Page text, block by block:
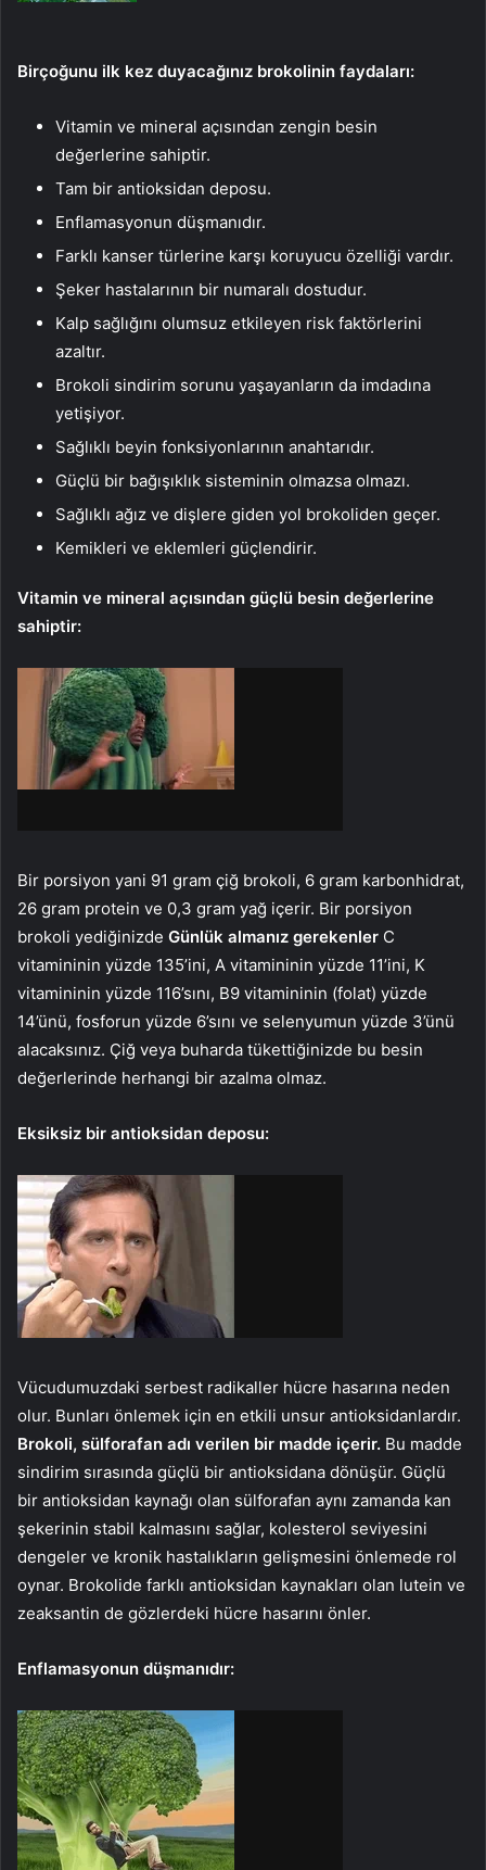
Birçoğunu ilk kez duyacağınız brokolinin faydaları:
Vitamin ve mineral açısından zengin besin
değerlerine sahiptir.
Tam bir antioksidan deposu.
Enflamasyonun düşmanıdır.
Farklı kanser türlerine karşı koruyucu özelliği vardır.
Şeker hastalarının bir numaralı dostudur.
Kalp sağlığını olumsuz etkileyen risk faktörlerini
azaltır.
Brokoli sindirim sorunu yaşayanların da imdadına
yetişiyor.
Sağlıklı beyin fonksiyonlarının anahtarıdır.
Güçlü bir bağışıklık sisteminin olmazsa olmazı.
Sağlıklı ağız ve dişlere giden yol brokoliden geçer.
Kemikleri ve eklemleri güçlendirir.
Vitamin ve mineral açısından güçlü besin değerlerine
sahiptir:
Bir porsiyon yani 91 gram çiğ brokoli, 6 gram karbonhidrat,
26 gram protein ve 0,3 gram yağ içerir. Bir porsiyon
brokoli yediğinizde Günlük almanız gerekenler C
vitamininin yüzde 135’ini, A vitamininin yüzde 11’ini, K
vitamininin yüzde 116’sını, B9 vitamininin (folat) yüzde
14’ünü, fosforun yüzde 6’sını ve selenyumun yüzde 3’ünü
alacaksınız. Çiğ veya buharda tükettiğinizde bu besin
değerlerinde herhangi bir azalma olmaz.
Eksiksiz bir antioksidan deposu:
Vücudumuzdaki serbest radikaller hücre hasarına neden
olur. Bunları önlemek için en etkili unsur antioksidanlardır.
Brokoli, sülforafan adı verilen bir madde içerir. Bu madde
sindirim sırasında güçlü bir antioksidana dönüşür. Güçlü
bir antioksidan kaynağı olan sülforafan aynı zamanda kan
şekerinin stabil kalmasını sağlar, kolesterol seviyesini
dengeler ve kronik hastalıkların gelişmesini önlemede rol
oynar. Brokolide farklı antioksidan kaynakları olan lutein ve
zeaksantin de gözlerdeki hücre hasarını önler.
Enflamasyonun düşmanıdır: